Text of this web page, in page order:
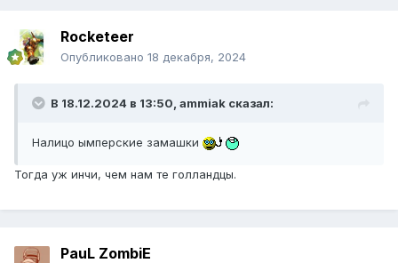
Rocketeer
Опубликовано 18 декабря, 2024
В 18.12.2024 в 13:50, ammiak сказал:
Налицо ымперские замашки
Тогда уж инчи, чем нам те голландцы.
PauL ZombiE